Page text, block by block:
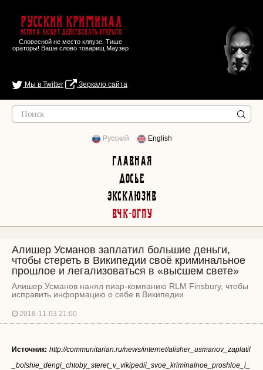
Русский Криминал
Истина любит действовать открыто
Словесной не место кляузе. Тише
ораторы! Ваше слово товарищ Маузер
Мы в Twitter Зеркало сайта
Русский English
Главная
Досье
Эксклюзив
ВЧК-ОГПУ
Алишер Усманов заплатил большие деньги,
чтобы стереть в Википедии своё криминальное
прошлое и легализоваться в «высшем свете»
Алишер Усманов нанял пиар-компанию RLM Finsbury, чтобы
исправить информацию о себе в Википедии
2018-11-03 21:00
Источник: http://communitarian.ru/news/internet/alisher_usmanov_zaplatil
_bolshie_dengi_chtoby_steret_v_vikipedii_svoe_kriminalnoe_proshloe_i_